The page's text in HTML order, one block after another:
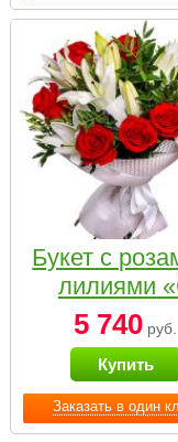
Заказать в один
Букет с
лилиями
5 740 руб.
Купить